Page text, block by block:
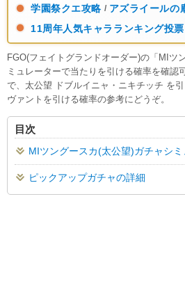
学園祭クエ攻略 / アズライールの
11周年人気キャラランキング投票
FGO(フェイトグランドオーダー)の「MIツ
ミュレーターで当たりを引ける確率を確認
で、太公望 ドブルイニャ・ニキチッチ を
ヴァントを引ける確率の参考にどうぞ。
目次
MIツングースカ(太公望)ガチャシミ
ピックアップガチャの詳細